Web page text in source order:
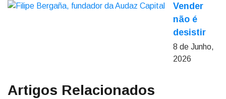
Vender
não é
desistir
8 de Junho,
2026
Artigos Relacionados